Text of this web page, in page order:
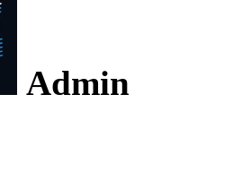
Admin